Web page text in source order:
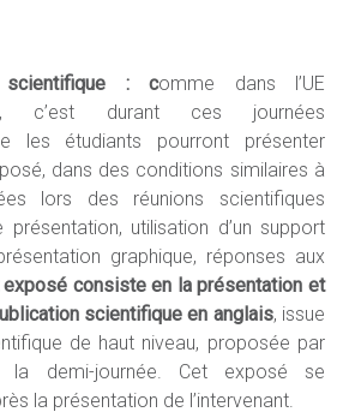
scientifique : comme dans l’UE
c’est durant ces journées
les étudiants pourront présenter
dans des conditions similaires à
lors des réunions scientifiques
utilisation d’un support
graphique, réponses aux
exposé consiste en la présentation et
scientifique en anglais, issue
de haut niveau, proposée par
la demi-journée. Cet exposé se
la présentation de l’intervenant.